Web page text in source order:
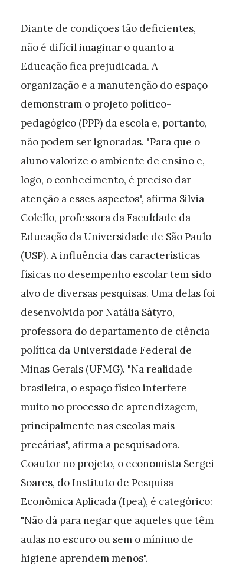
Diante de condições tão deficientes,
não é difícil imaginar o quanto a
Educação fica prejudicada. A
organização e a manutenção do espaço
demonstram o projeto político-
pedagógico (PPP) da escola e, portanto,
não podem ser ignoradas. "Para que o
aluno valorize o ambiente de ensino e,
logo, o conhecimento, é preciso dar
atenção a esses aspectos", afirma Silvia
Colello, professora da Faculdade da
Educação da Universidade de São Paulo
(USP). A influência das características
físicas no desempenho escolar tem sido
alvo de diversas pesquisas. Uma delas foi
desenvolvida por Natália Sátyro,
professora do departamento de ciência
política da Universidade Federal de
Minas Gerais (UFMG). "Na realidade
brasileira, o espaço físico interfere
muito no processo de aprendizagem,
principalmente nas escolas mais
precárias", afirma a pesquisadora.
Coautor no projeto, o economista Sergei
Soares, do Instituto de Pesquisa
Econômica Aplicada (Ipea), é categórico:
"Não dá para negar que aqueles que têm
aulas no escuro ou sem o mínimo de
higiene aprendem menos".